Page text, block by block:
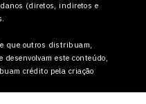
(diretos, indiretos e
que outros distribuam,
desenvolvam este conteúdo,
crédito pela criação